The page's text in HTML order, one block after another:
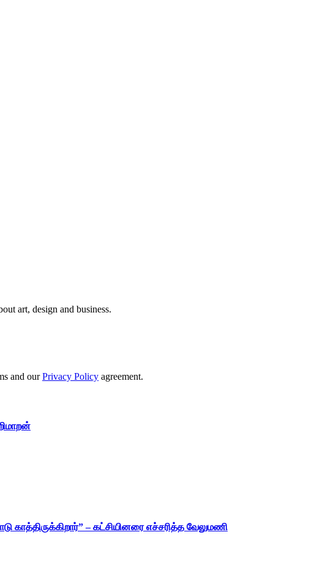
art, design and business.
and ourPrivacy Policy agreement.
– கட்சியினரை எச்சரித்த வேலுமணி